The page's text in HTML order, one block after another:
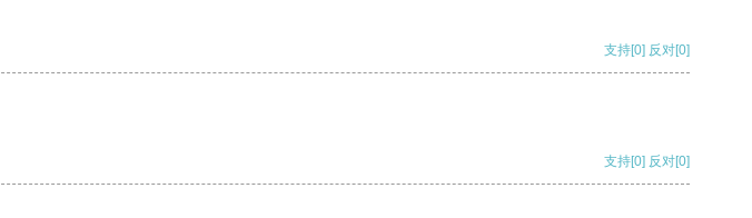
支持[0] 反对[0]
支持[0] 反对[0]